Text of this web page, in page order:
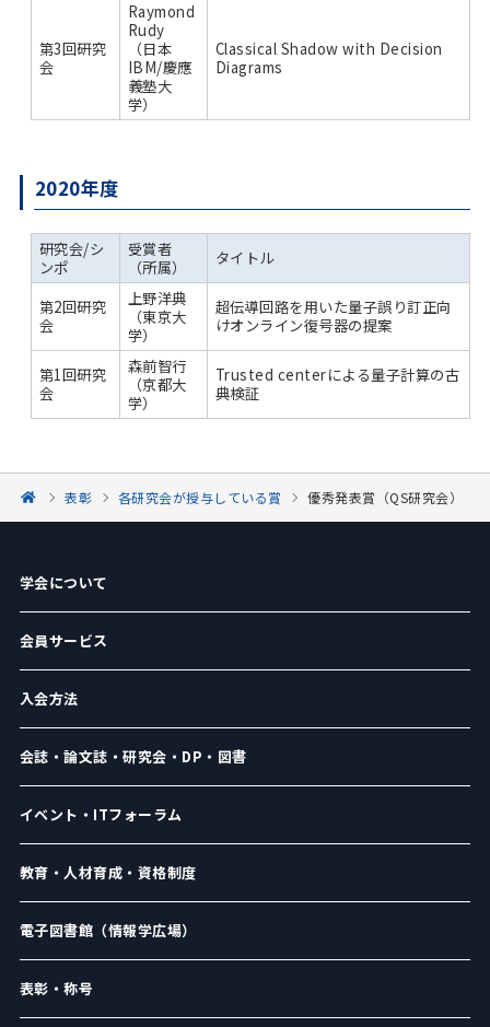
第3回研究
会
Raymond
Rudy
（日本
IBM/慶應
義塾大
学）
Classical Shadow with Decision
Diagrams
2020年度
研究会/シ
ンポ
受賞者
（所属）
タイトル
第2回研究
会
上野洋典
（東京大
学）
超伝導回路を用いた量子誤り訂正向
けオンライン復号器の提案
第1回研究
会
森前智行
（京都大
学）
Trusted centerによる量子計算の古
典検証
表彰 各研究会が授与している賞 優秀発表賞（QS研究会）
学会について
会員サービス
入会方法
会誌・論文誌・研究会・DP・図書
イベント・ITフォーラム
教育・人材育成・資格制度
電子図書館（情報学広場）
表彰・称号